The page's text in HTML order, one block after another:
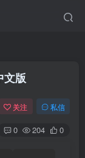
文版
关注 私信
0 204 0